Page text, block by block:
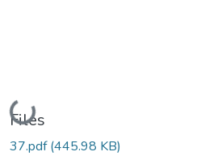
Loading...
Files
37.pdf(445.98 KB)